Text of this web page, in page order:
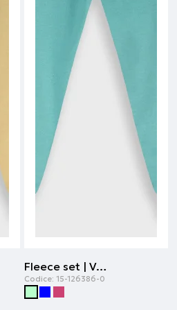
Fleece set | Verde ghiaccio
Codice: 15-126386-0